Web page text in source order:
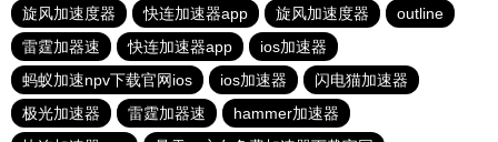
旋风加速度器
快连加速器app 旋风加速度器
outline
雷霆加器速
快连加速器app
ios加速器
蚂蚁加速npv下载官网ios
ios加速器
闪电猫加速器
极光加速器
雷霆加器速
hammer加速器